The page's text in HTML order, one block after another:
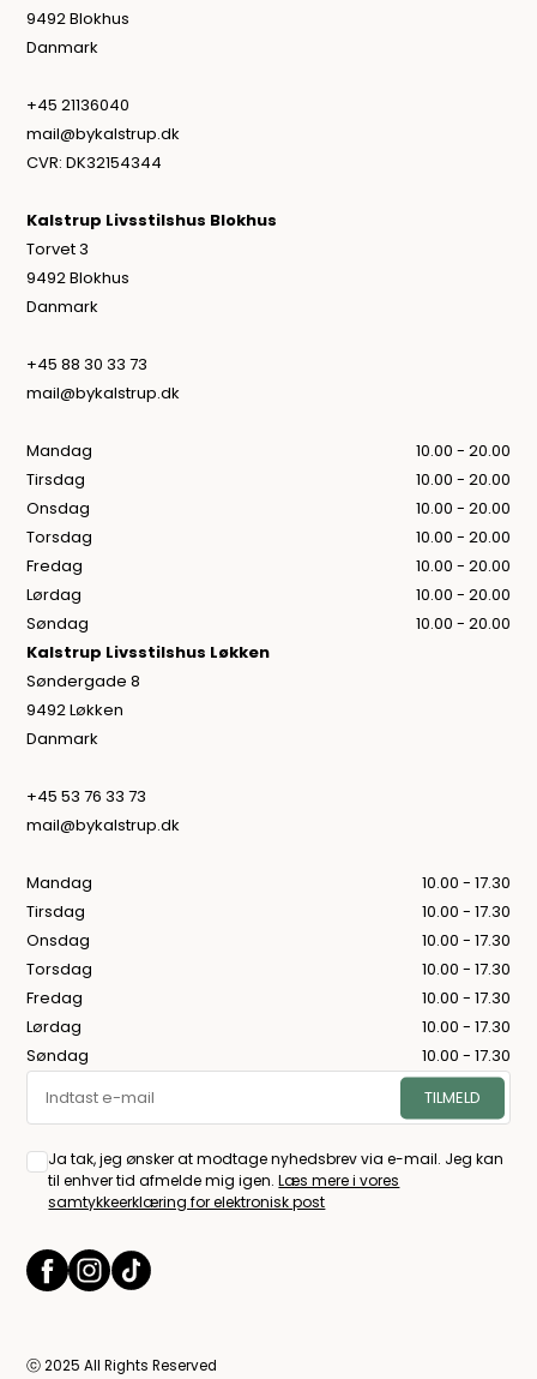
9492 Blokhus
Danmark
+45 21136040
mail@bykalstrup.dk
CVR: DK32154344
Kalstrup Livsstilshus Blokhus
Torvet 3
9492 Blokhus
Danmark
+45 88 30 33 73
mail@bykalstrup.dk
Mandag
10.00 - 20.00
Tirsdag
10.00 - 20.00
Onsdag
10.00 - 20.00
Torsdag
10.00 - 20.00
Fredag
10.00 - 20.00
Lørdag
10.00 - 20.00
Søndag
10.00 - 20.00
Kalstrup Livsstilshus Løkken
Søndergade 8
9492 Løkken
Danmark
+45 53 76 33 73
mail@bykalstrup.dk
Mandag
10.00 - 17.30
Tirsdag
10.00 - 17.30
Onsdag
10.00 - 17.30
Torsdag
10.00 - 17.30
Fredag
10.00 - 17.30
Lørdag
10.00 - 17.30
Søndag
10.00 - 17.30
Ja tak, jeg ønsker at modtage nyhedsbrev via e-mail. Jeg kan
til enhver tid afmelde mig igen.Læs mere i vores
samtykkeerklæring for elektronisk post
ⓒ 2025 All Rights Reserved